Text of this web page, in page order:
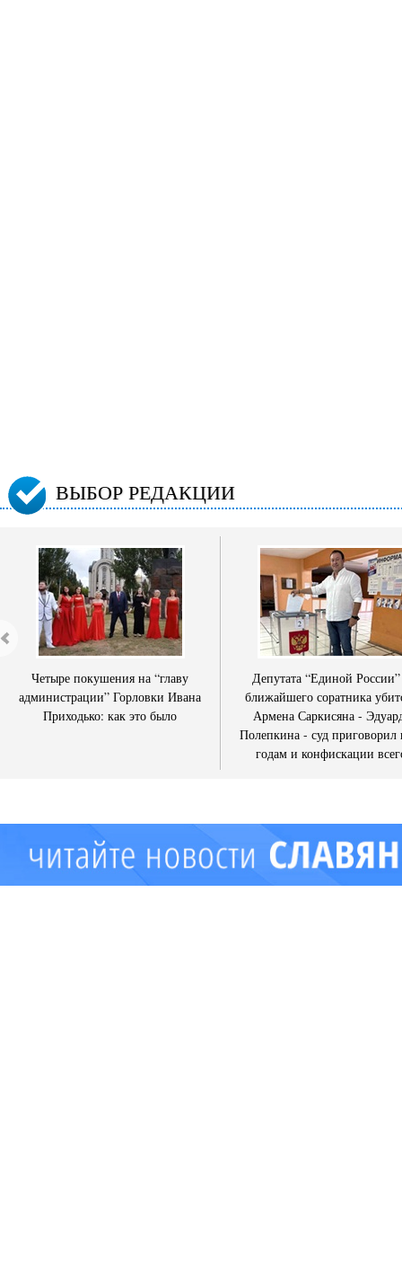
ВЫБОР РЕДАКЦИИ
Четыре покушения на “главу
администрации” Горловки Ивана
Приходько: как это было
Депутата “Единой
ближайшего соратника
Армена Саркисяна -
Полепкина - суд приговорил
годам и конфискации